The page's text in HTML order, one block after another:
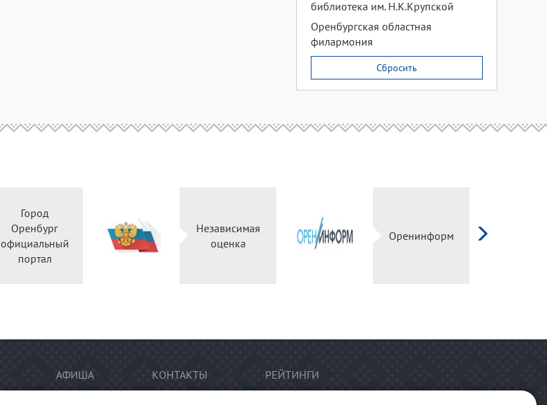
библиотека им. Н.К.Крупской
Оренбургская областная
филармония
Сбросить
Город
Оренбург
официальный
портал
Независимая
оценка
Оренинформ
АФИША КОНТАКТЫ РЕЙТИНГИ